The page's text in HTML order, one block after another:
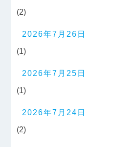
(2)
2026年7月26日
(1)
2026年7月25日
(1)
2026年7月24日
(2)